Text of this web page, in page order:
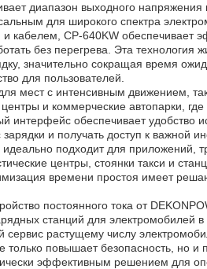
диапазон выходного напряжения
для широкого спектра
CP-640KW обеспечивает
без перегрева. Эта технология
значительно сокращая время
для пользователей.
мест с интенсивным движением,
и коммерческие автопарки,
обеспечивает удобство
и получать доступ к важной
подходит для приложений,
центры, стоянки такси и
времени простоя имеет
постоянного тока от
станций для электромобилей в
растущему числу
повышает безопасность, но и
эффективным решением для